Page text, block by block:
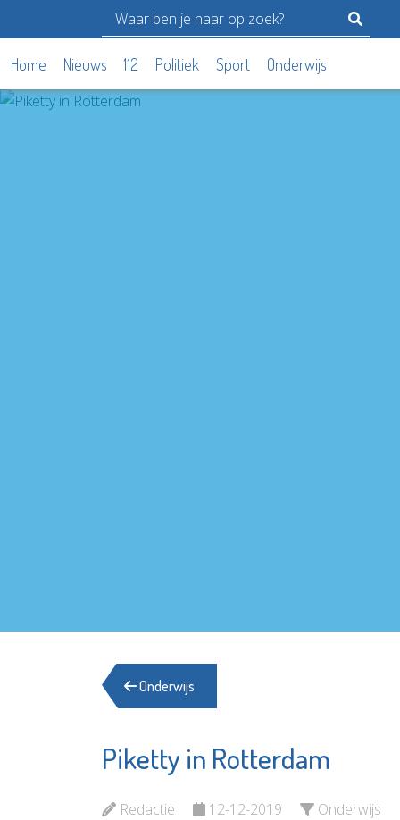
Home Nieuws 112 Politiek Sport Onderwijs
Onderwijs
Piketty in Rotterdam
Redactie 12-12-2019 Onderwijs
Franciscus
Bekijk de